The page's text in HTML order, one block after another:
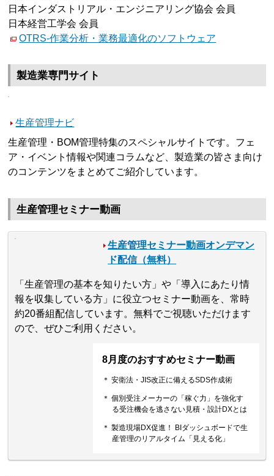
日本インダストリアル・エンジニアリング協会 会員
日本経営工学会 会員
OTRS-作業分析・業務最適化のソフトウェア
製造業専門サイト
生産管理ナビ
生産管理・BOM管理特集のスペシャルサイトです。フェ
ア・イベント情報や関連コラムなど、製造業の皆さま向け
のコンテンツをまとめてご紹介しています。
生産管理セミナー動画
生産管理セミナー動画オンデマン
ド配信（無料）
「生産管理の基本を知りたい方」や「導入にあたり情
報を収集している方」に役立つセミナー動画を、常時
約20番組配信しています。無料でご視聴いただけます
ので、ぜひご利用ください。
8月度のおすすめセミナー動画
＊ 安衛法・JIS改正に備えるSDS作成術
＊ 個別受注メーカーの「稼ぐ力」を強化す
る受注機会を逃さない見積・設計DXとは
＊ 製造現場DX促進！ BIダッシュボードで生
産管理のリアルタイム「見える化」